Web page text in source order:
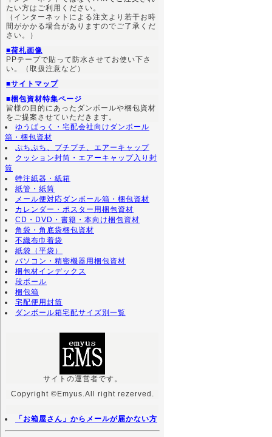
たい方はご利用ください。
（インターネットによる注文より若干お時
間がかかる場合がありますのでご了承くだ
さい。）
■荷札画像
PPテープで貼って防水させてお使い下さ
い。（取扱注意など）
■サイトマップ
■梱包資材特集ページ
皆様の目的にあったダンボールや梱包資材
をご提案させていただきます。
ゆうぱっく・宅配会社向けダンボール
箱・梱包資材
ぷちぷち、プチプチ、エアーキャップ
クッション封筒・エアーキャップ入り封
筒
特注紙器・紙箱
紙管・紙筒
メール便対応ダンボール箱・梱包資材
カレンダー・ポスター用梱包資材
CD・DVD・書籍・本向け梱包資材
角袋・角底袋梱包資材
不織布巾着袋
紙袋（平袋）
パソコン・精密機器用梱包資材
梱包材インデックス
段ボール
梱包箱
宅配便用封筒
ダンボール箱宅配サイズ別一覧
サイトの運営者です。
Copyright ©Emyus.All right rezerved.
「お箱屋さん」からメールが届かない方